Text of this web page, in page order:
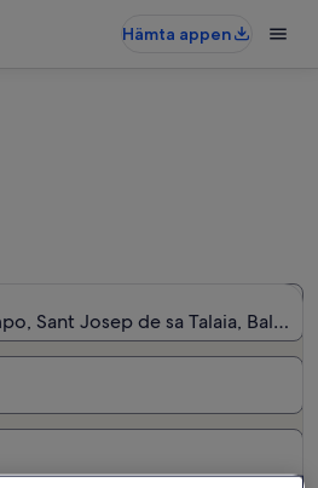
Hämta appen
Sant Josep de sa Talaia,